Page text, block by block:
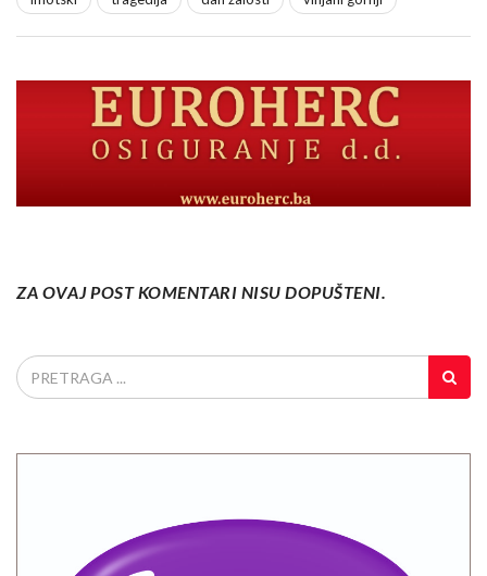
ZA OVAJ POST KOMENTARI NISU DOPUŠTENI.